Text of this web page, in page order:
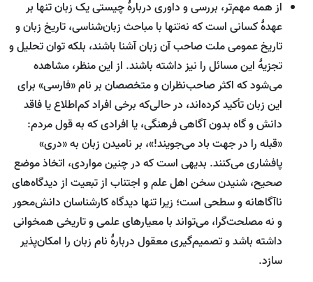
از همه مهم‌تر، بررسی و داوری دربارۀ چیستی یک زبان تنها بر
عهدۀ کسانی است که نه‌تنها با مباحث زبان‌شناسی، تاریخ زبان و
تاریخ عمومی ملت صاحب آن زبان آشنا باشند، بلکه توان تحلیل و
تجزیۀ این مسائل را نیز داشته باشند. از این منظر، مشاهده
می‌شود که اکثر صاحب‌نظران و متخصصان بر نام «فارسی» برای
این زبان تأکید کرده‌اند، در حالی‌که برخی افراد کم‌اطلاع یا فاقد
دانش و گاه بدون آگاهی فرهنگی، یا افرادی که به قول مردم:
«قبله را در جهت باد می‌جویند!»، بر نامیدن زبان به «دری»
پافشاری می‌کنند. بدیهی است که در چنین مواردی، اتخاذ موضع
صحیح، شنیدن سخن اهل علم و اجتناب از تبعیت از دیدگاه‌های
ناآگاهانه و سطحی است؛ زیرا تنها دیدگاه کارشناسان دانش‌محور
و نه مصلحت‌گرا، می‌تواند با معیارهای علمی و تاریخی همخوانی
داشته باشد و تصمیم‌گیری معقول دربارۀ نام زبان را امکان‌پذیر
سازد.